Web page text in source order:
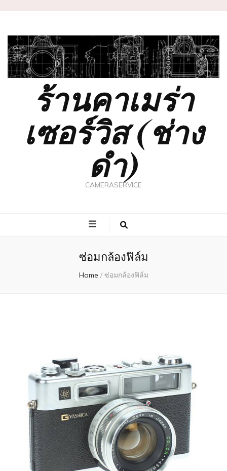
ร้านคาเมร่า
เซอร์วิส (ช่าง
ดำ)
CAMERASERVICE
ซ่อมกล้องฟิล์ม
Home / ซ่อมกล้องฟิล์ม